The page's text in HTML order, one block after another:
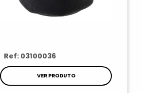
Ref: 03100036
VER PRODUTO